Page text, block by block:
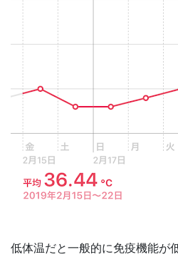
低体温だと一般的に免疫機能が